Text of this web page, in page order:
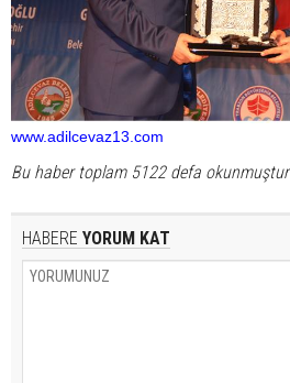
www.adilcevaz13.com
Bu haber toplam 5122 defa okunmuştur
HABERE YORUM KAT